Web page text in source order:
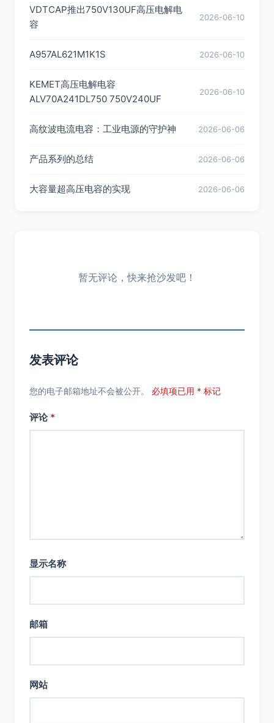
VDTCAP推出750V130UF高压电解电
容
2026-06-10
A957AL621M1K1S 2026-06-10
KEMET高压电解电容
ALV70A241DL750 750V240UF
2026-06-10
高纹波电流电容：工业电源的守护神 2026-06-06
产品系列的总结 2026-06-06
大容量超高压电容的实现 2026-06-06
暂无评论，快来抢沙发吧！
发表评论
您的电子邮箱地址不会被公开。 必填项已用 * 标记
评论 *
显示名称
邮箱
网站